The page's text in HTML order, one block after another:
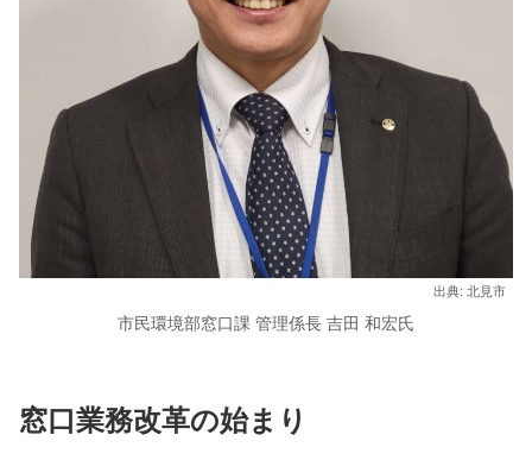
出典: 北見市
市民環境部窓口課 管理係長 吉田 和宏氏
窓口業務改革の始まり